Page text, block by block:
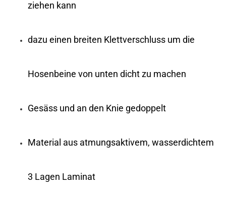
ziehen kann
dazu einen breiten Klettverschluss um die
Hosenbeine von unten dicht zu machen
Gesäss und an den Knie gedoppelt
Material aus atmungsaktivem, wasserdichtem
3 Lagen Laminat